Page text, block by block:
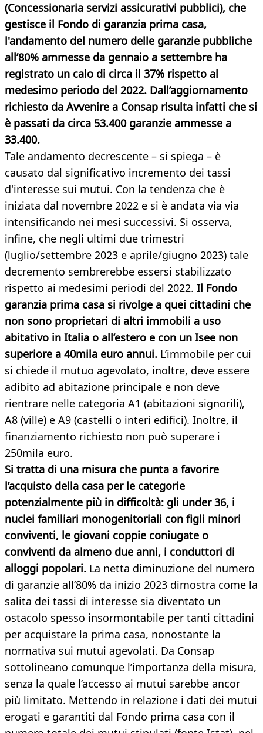
(Concessionaria servizi assicurativi pubblici), che
gestisce il Fondo di garanzia prima casa,
l'andamento del numero delle garanzie pubbliche
all’80% ammesse da gennaio a settembre ha
registrato un calo di circa il 37% rispetto al
medesimo periodo del 2022. Dall’aggiornamento
richiesto da Avvenire a Consap risulta infatti che si
è passati da circa 53.400 garanzie ammesse a
33.400.
Tale andamento decrescente – si spiega – è
causato dal significativo incremento dei tassi
d'interesse sui mutui. Con la tendenza che è
iniziata dal novembre 2022 e si è andata via via
intensificando nei mesi successivi. Si osserva,
infine, che negli ultimi due trimestri
(luglio/settembre 2023 e aprile/giugno 2023) tale
decremento sembrerebbe essersi stabilizzato
rispetto ai medesimi periodi del 2022. Il Fondo
garanzia prima casa si rivolge a quei cittadini che
non sono proprietari di altri immobili a uso
abitativo in Italia o all’estero e con un Isee non
superiore a 40mila euro annui. L’immobile per cui
si chiede il mutuo agevolato, inoltre, deve essere
adibito ad abitazione principale e non deve
rientrare nelle categoria A1 (abitazioni signorili),
A8 (ville) e A9 (castelli o interi edifici). Inoltre, il
finanziamento richiesto non può superare i
250mila euro.
Si tratta di una misura che punta a favorire
l’acquisto della casa per le categorie
potenzialmente più in difficoltà: gli under 36, i
nuclei familiari monogenitoriali con figli minori
conviventi, le giovani coppie coniugate o
conviventi da almeno due anni, i conduttori di
alloggi popolari. La netta diminuzione del numero
di garanzie all’80% da inizio 2023 dimostra come la
salita dei tassi di interesse sia diventato un
ostacolo spesso insormontabile per tanti cittadini
per acquistare la prima casa, nonostante la
normativa sui mutui agevolati. Da Consap
sottolineano comunque l’importanza della misura,
senza la quale l’accesso ai mutui sarebbe ancor
più limitato. Mettendo in relazione i dati dei mutui
erogati e garantiti dal Fondo prima casa con il